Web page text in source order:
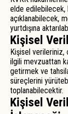
elde edilebilecek,
açıklanabilecek,
yurtdışına
Kişisel
Kişisel
ilgili mevzuattan
getirmek ve
süreçlerini
toplanabilecektir.
Kişisel